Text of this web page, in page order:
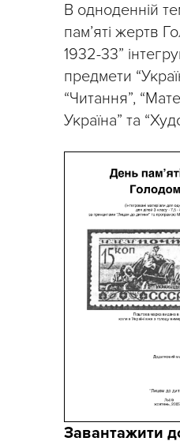
В одноденній
пам’яті жертв
1932-33”
предмети
“Читання”,
Україна” та
Завантажити